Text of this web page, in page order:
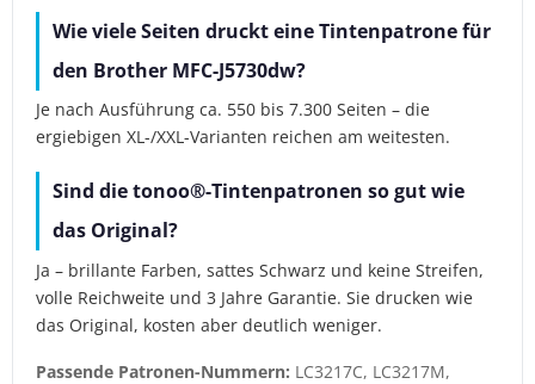
Wie viele Seiten druckt eine Tintenpatrone für
den Brother MFC-J5730dw?
Je nach Ausführung ca. 550 bis 7.300 Seiten – die
ergiebigen XL-/XXL-Varianten reichen am weitesten.
Sind die tonoo®-Tintenpatronen so gut wie
das Original?
Ja – brillante Farben, sattes Schwarz und keine Streifen,
volle Reichweite und 3 Jahre Garantie. Sie drucken wie
das Original, kosten aber deutlich weniger.
Passende Patronen-Nummern: LC3217C, LC3217M,